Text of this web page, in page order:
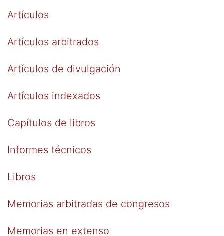
Artículos
Artículos arbitrados
Artículos de divulgación
Artículos indexados
Capítulos de libros
Informes técnicos
Libros
Memorias arbitradas de congresos
Memorias en extenso